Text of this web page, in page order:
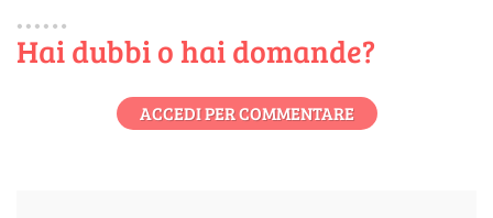
Hai dubbi o hai domande?
ACCEDI PER COMMENTARE